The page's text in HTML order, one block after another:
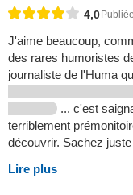
4,0
J'aime beaucoup,
des rares humoristes
journaliste de l'Huma
... c'est
terriblement
découvrir. Sachez
Lire plus